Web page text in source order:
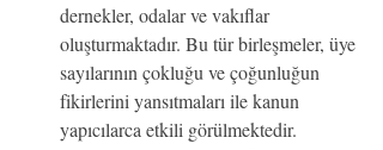
dernekler, odalar ve vakıflar
oluşturmaktadır. Bu tür birleşmeler, üye
sayılarının çokluğu ve çoğunluğun
fikirlerini yansıtmaları ile kanun
yapıcılarca etkili görülmektedir.